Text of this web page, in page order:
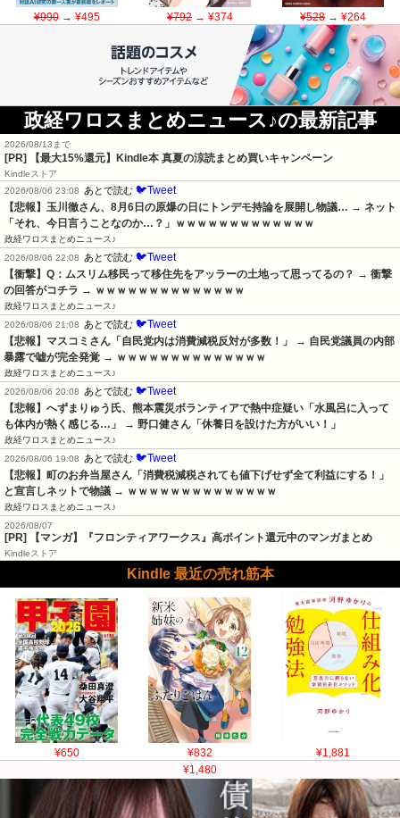
¥990→ ¥495 ¥792→ ¥374 ¥528→ ¥264
政経ワロスまとめニュース♪の最新記事
2026/08/13まで
[PR] 【最大15%還元】Kindle本 真夏の涼読まとめ買いキャンペーン
Kindleストア
2026/08/06 23:08
あとで読む 🐦Tweet
【悲報】玉川徹さん、8月6日の原爆の日にトンデモ持論を展開し物議… → ネット
「それ、今日言うことなのか…？」ｗｗｗｗｗｗｗｗｗｗｗｗｗ
政経ワロスまとめニュース♪
2026/08/06 22:08
あとで読む 🐦Tweet
【衝撃】Q：ムスリム移民って移住先をアッラーの土地って思ってるの？ → 衝撃
の回答がコチラ → ｗｗｗｗｗｗｗｗｗｗｗｗｗｗ
政経ワロスまとめニュース♪
2026/08/06 21:08
あとで読む 🐦Tweet
【悲報】マスコミさん「自民党内は消費減税反対が多数！」 → 自民党議員の内部
暴露で嘘が完全発覚 → ｗｗｗｗｗｗｗｗｗｗｗｗｗｗ
政経ワロスまとめニュース♪
2026/08/06 20:08
あとで読む 🐦Tweet
【悲報】へずまりゅう氏、熊本震災ボランティアで熱中症疑い「水風呂に入って
も体内が熱く感じる…」 → 野口健さん「休養日を設けた方がいい！」
政経ワロスまとめニュース♪
2026/08/06 19:08
あとで読む 🐦Tweet
【悲報】町のお弁当屋さん「消費税減税されても値下げせず全て利益にする！」
と宣言しネットで物議 → ｗｗｗｗｗｗｗｗｗｗｗｗｗｗ
政経ワロスまとめニュース♪
2026/08/07
[PR] 【マンガ】『フロンティアワークス』高ポイント還元中のマンガまとめ
Kindleストア
Kindle 最近の売れ筋本
¥650 ¥832
¥1,881